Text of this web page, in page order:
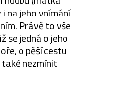
na jeho vnímání
Právě to vše
se jedná o jeho
o pěší cestu
nezmínit